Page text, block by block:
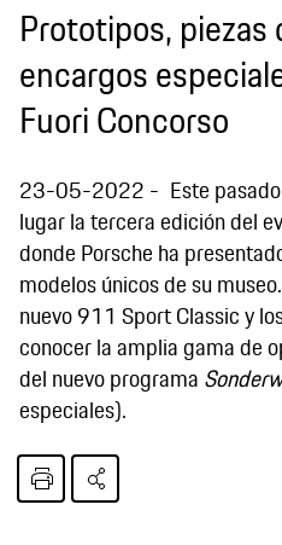
Prototipos, piezas
encargos
Fuori Concorso
23-05-2022
Este
lugar la tercera edición del
donde Porsche ha
modelos únicos de su
nuevo 911 Sport Classic y
conocer la amplia gama de
del nuevo programa
especiales).